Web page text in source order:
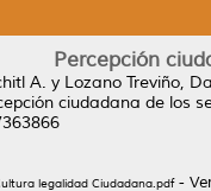
Percepción
A. y Lozano Treviño,
ciudadana de los
legalidad Ciudadana.pdf-